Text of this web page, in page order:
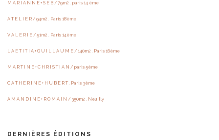
M A R I A N N E + S E B / 79m2 . paris 14 ème
A T E L I E R / 94m2 . Paris 18ème
V A L E R I E / 51m2 . Paris 14ème
L A E T I T I A + G U I L L A U M E / 140m2 . Paris 16ème
M A R T I N E + C H R I S T I A N / paris 5ème
C A T H E R I N E + H U B E R T . Paris 3ème
A M A N D I N E + R O M A I N / 350m2 . Neuilly
DERNIÈRES ÉDITIONS